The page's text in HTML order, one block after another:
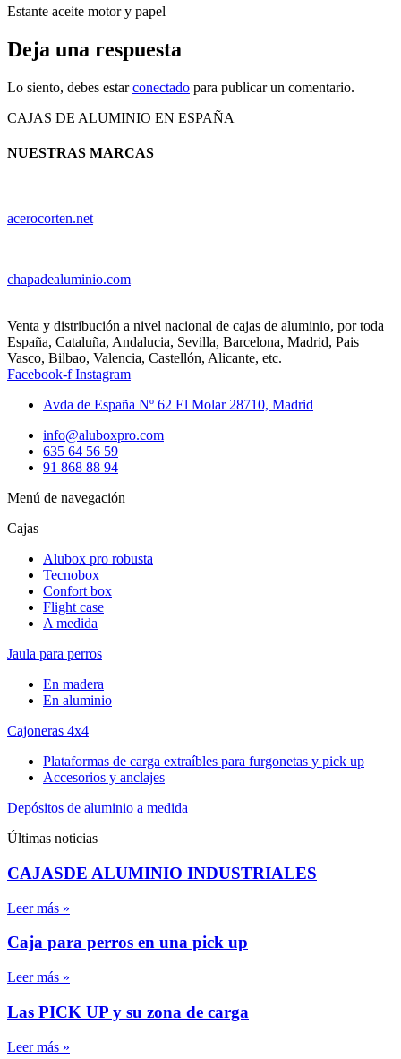
Estante aceite motor y papel
Deja una respuesta
Lo siento, debes estarconectado para publicar un comentario.
CAJAS DE ALUMINIO EN ESPAÑA
NUESTRAS MARCAS
acerocorten.net
chapadealuminio.com
Venta y distribución a nivel nacional de cajas de aluminio, por toda
España, Cataluña, Andalucia, Sevilla, Barcelona, Madrid, Pais
Vasco, Bilbao, Valencia, Castellón, Alicante, etc.
Facebook-f Instagram
Avda de España Nº 62 El Molar 28710, Madrid
info@aluboxpro.com
635 64 56 59
91 868 88 94
Menú de navegación
Cajas
Alubox pro robusta
Tecnobox
Confort box
Flight case
A medida
Jaula para perros
En madera
En aluminio
Cajoneras 4x4
Plataformas de carga extraíbles para furgonetas y pick up
Accesorios y anclajes
Depósitos de aluminio a medida
Últimas noticias
CAJASDE ALUMINIO INDUSTRIALES
Leer más »
Caja para perros en una pick up
Leer más »
Las PICK UP y su zona de carga
Leer más »